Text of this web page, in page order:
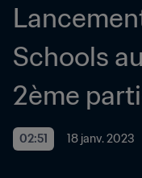
Schools
2ème
02:51 18 janv. 2023